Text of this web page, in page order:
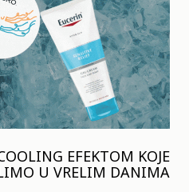
EFEKTOM KOJE
U VRELIM DANIMA